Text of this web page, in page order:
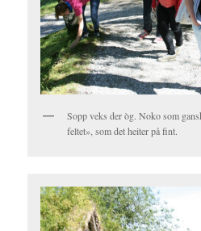
Sopp veks der òg. Noko som
feltet», som det heiter på fint.